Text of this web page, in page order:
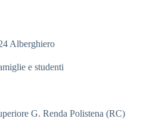
Alberghiero
e studenti
G. Renda Polistena (RC)